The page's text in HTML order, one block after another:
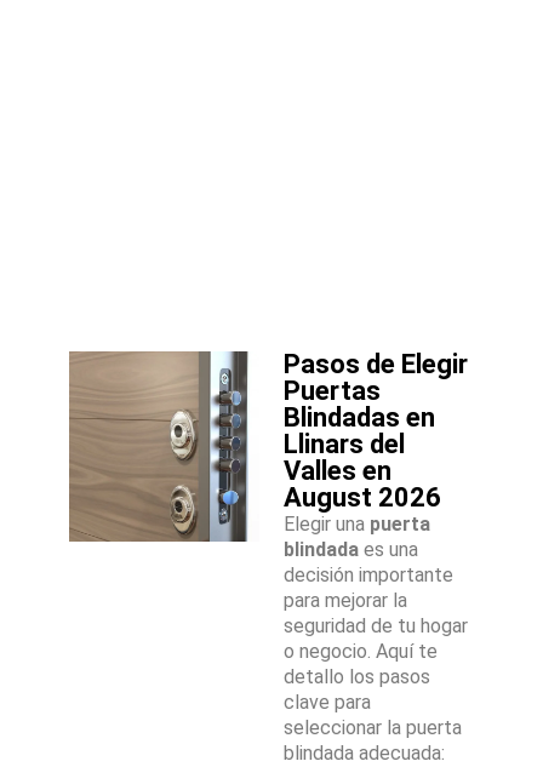
Pasos de Elegir
Puertas
Blindadas en
Llinars del
Valles en
August 2026
Elegir una puerta
blindada es una
decisión importante
para mejorar la
seguridad de tu hogar
o negocio. Aquí te
detallo los pasos
clave para
seleccionar la puerta
blindada adecuada: